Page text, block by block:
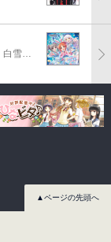
桐生つかさ(CV:河瀬茉希)、木村夏樹(CV:安野希世乃)、白雪千夜(CV:関口理咲)
▲ページの先頭へ